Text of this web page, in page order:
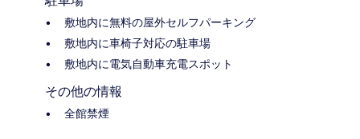
敷地内に無料の屋外セルフパーキング
敷地内に車椅子対応の駐車場
敷地内に電気自動車充電スポット
その他の情報
全館禁煙